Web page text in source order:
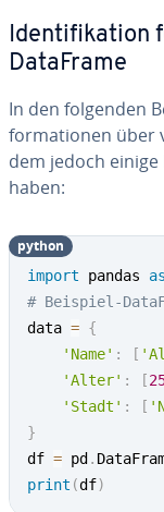
Iden­ti­fi­ka­ti­on
DataFrame
In den folgenden
for­ma­tio­nen über
dem jedoch
haben:
import pandas as
# Beispiel-
data = {
'Name' : [
'Alter' : [
'Stadt' : [
}
df = pd .
print (df)
python